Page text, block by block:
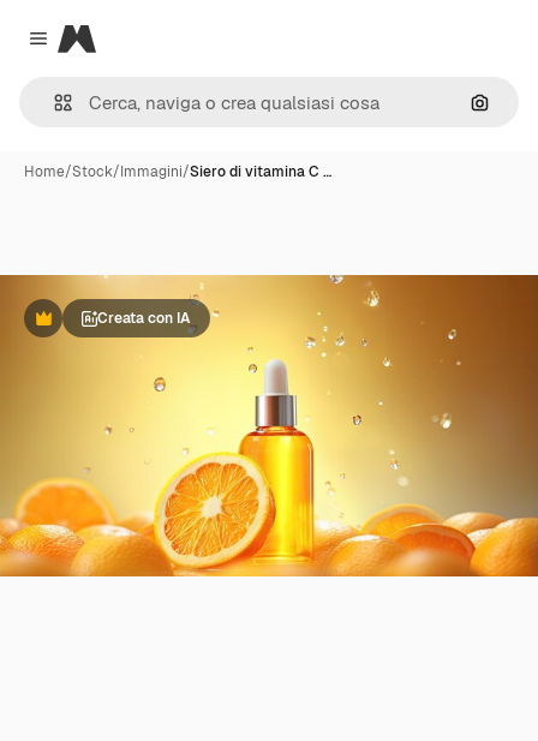
Close menu
Magnific
Cerca
Home/Stock/Immagini/Siero di vitamina C …
PremiumCreata con IA